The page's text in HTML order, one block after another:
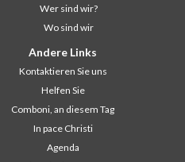
Wer sind wir?
Wo sind wir
Andere Links
Kontaktieren Sie uns
Helfen Sie
Comboni, an diesem Tag
In pace Christi
Agenda